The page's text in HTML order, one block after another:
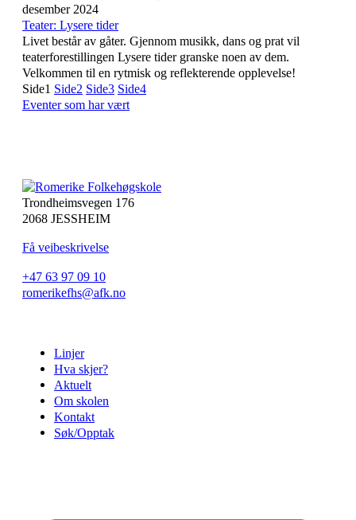
desember 2024
Teater: Lysere tider
Livet består av gåter. Gjennom musikk, dans og prat vil
teaterforestillingen Lysere tider granske noen av dem.
Velkommen til en rytmisk og reflekterende opplevelse!
Side1 Side2 Side3 Side4
Eventer som har vært
Trondheimsvegen 176
2068 JESSHEIM
Få veibeskrivelse
+47 63 97 09 10
romerikefhs@afk.no
Linjer
Hva skjer?
Aktuelt
Om skolen
Kontakt
Søk/Opptak